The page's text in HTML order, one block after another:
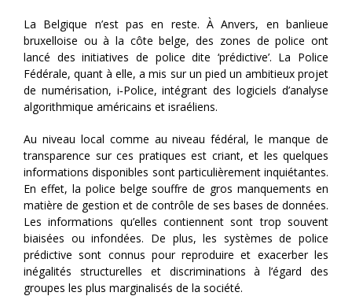
La Belgique n’est pas en reste. À Anvers, en banlieue
bruxelloise ou à la côte belge, des zones de police ont
lancé des initiatives de police dite ‘prédictive’. La Police
Fédérale, quant à elle, a mis sur un pied un ambitieux projet
de numérisation, i‑Police, intégrant des logiciels d’analyse
algorithmique américains et israéliens.
Au niveau local comme au niveau fédéral, le manque de
transparence sur ces pratiques est criant, et les quelques
informations disponibles sont particulièrement inquiétantes.
En effet, la police belge souffre de gros manquements en
matière de gestion et de contrôle de ses bases de données.
Les informations qu’elles contiennent sont trop souvent
biaisées ou infondées. De plus, les systèmes de police
prédictive sont connus pour reproduire et exacerber les
inégalités structurelles et discriminations à l’égard des
groupes les plus marginalisés de la société.